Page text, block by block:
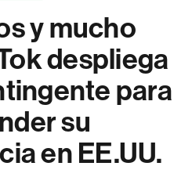
y mucho
despliega
para
su
en EE.UU.